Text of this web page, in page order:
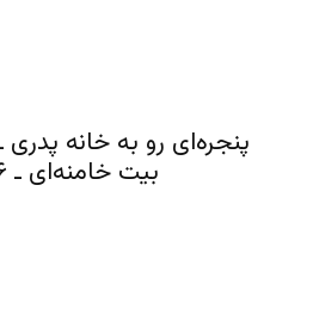
پنجره‌ای رو به خانه
بیت خامنه‌ای ـ ۱۶ امرداد / ۷ آگوست